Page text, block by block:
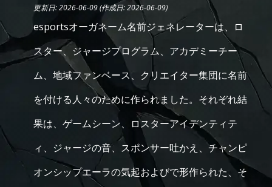
更新日: 2026-06-09 (作成日: 2026-06-09)
esportsオーガネーム名前ジェネレーターは、ロ
スター、ジャージプログラム、アカデミーチー
ム、地域ファンベース、クリエイター集団に名前
を付ける人々のために作られました。それぞれ結
果は、ゲームシーン、ロスターアイデンティテ
ィ、ジャージの音、スポンサー吐かえ、チャンピ
オンシップエーラの気起およびで形作られた、そ